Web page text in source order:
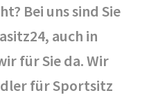
Bei uns sind Sie
auch in
für Sie da. Wir
für Sportsitz